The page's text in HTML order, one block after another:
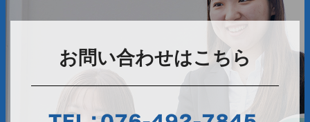
お問い合わせはこちら